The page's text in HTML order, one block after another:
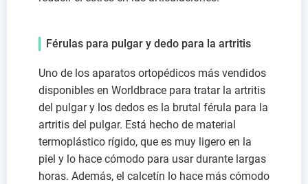
Férulas para pulgar y dedo para la artritis
Uno de los aparatos ortopédicos más vendidos
disponibles en Worldbrace para tratar la artritis
del pulgar y los dedos es la brutal férula para la
artritis del pulgar. Está hecho de material
termoplástico rígido, que es muy ligero en la
piel y lo hace cómodo para usar durante largas
horas. Además, el calcetín lo hace más cómodo